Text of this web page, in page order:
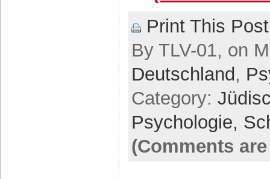
Print This Post
By TLV-01, on
Deutschland ,
Category:
Psychologie,
(Comments